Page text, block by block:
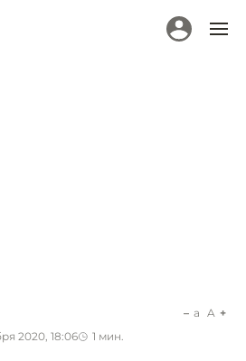
2020, 18:06 1 мин.
a A